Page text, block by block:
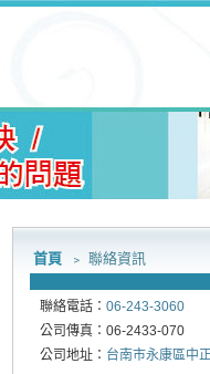
首頁 ﹥ 聯絡資訊
聯絡電話： 06-243-3060
公司傳真：06-2433-070
公司地址： 台南市永康區中